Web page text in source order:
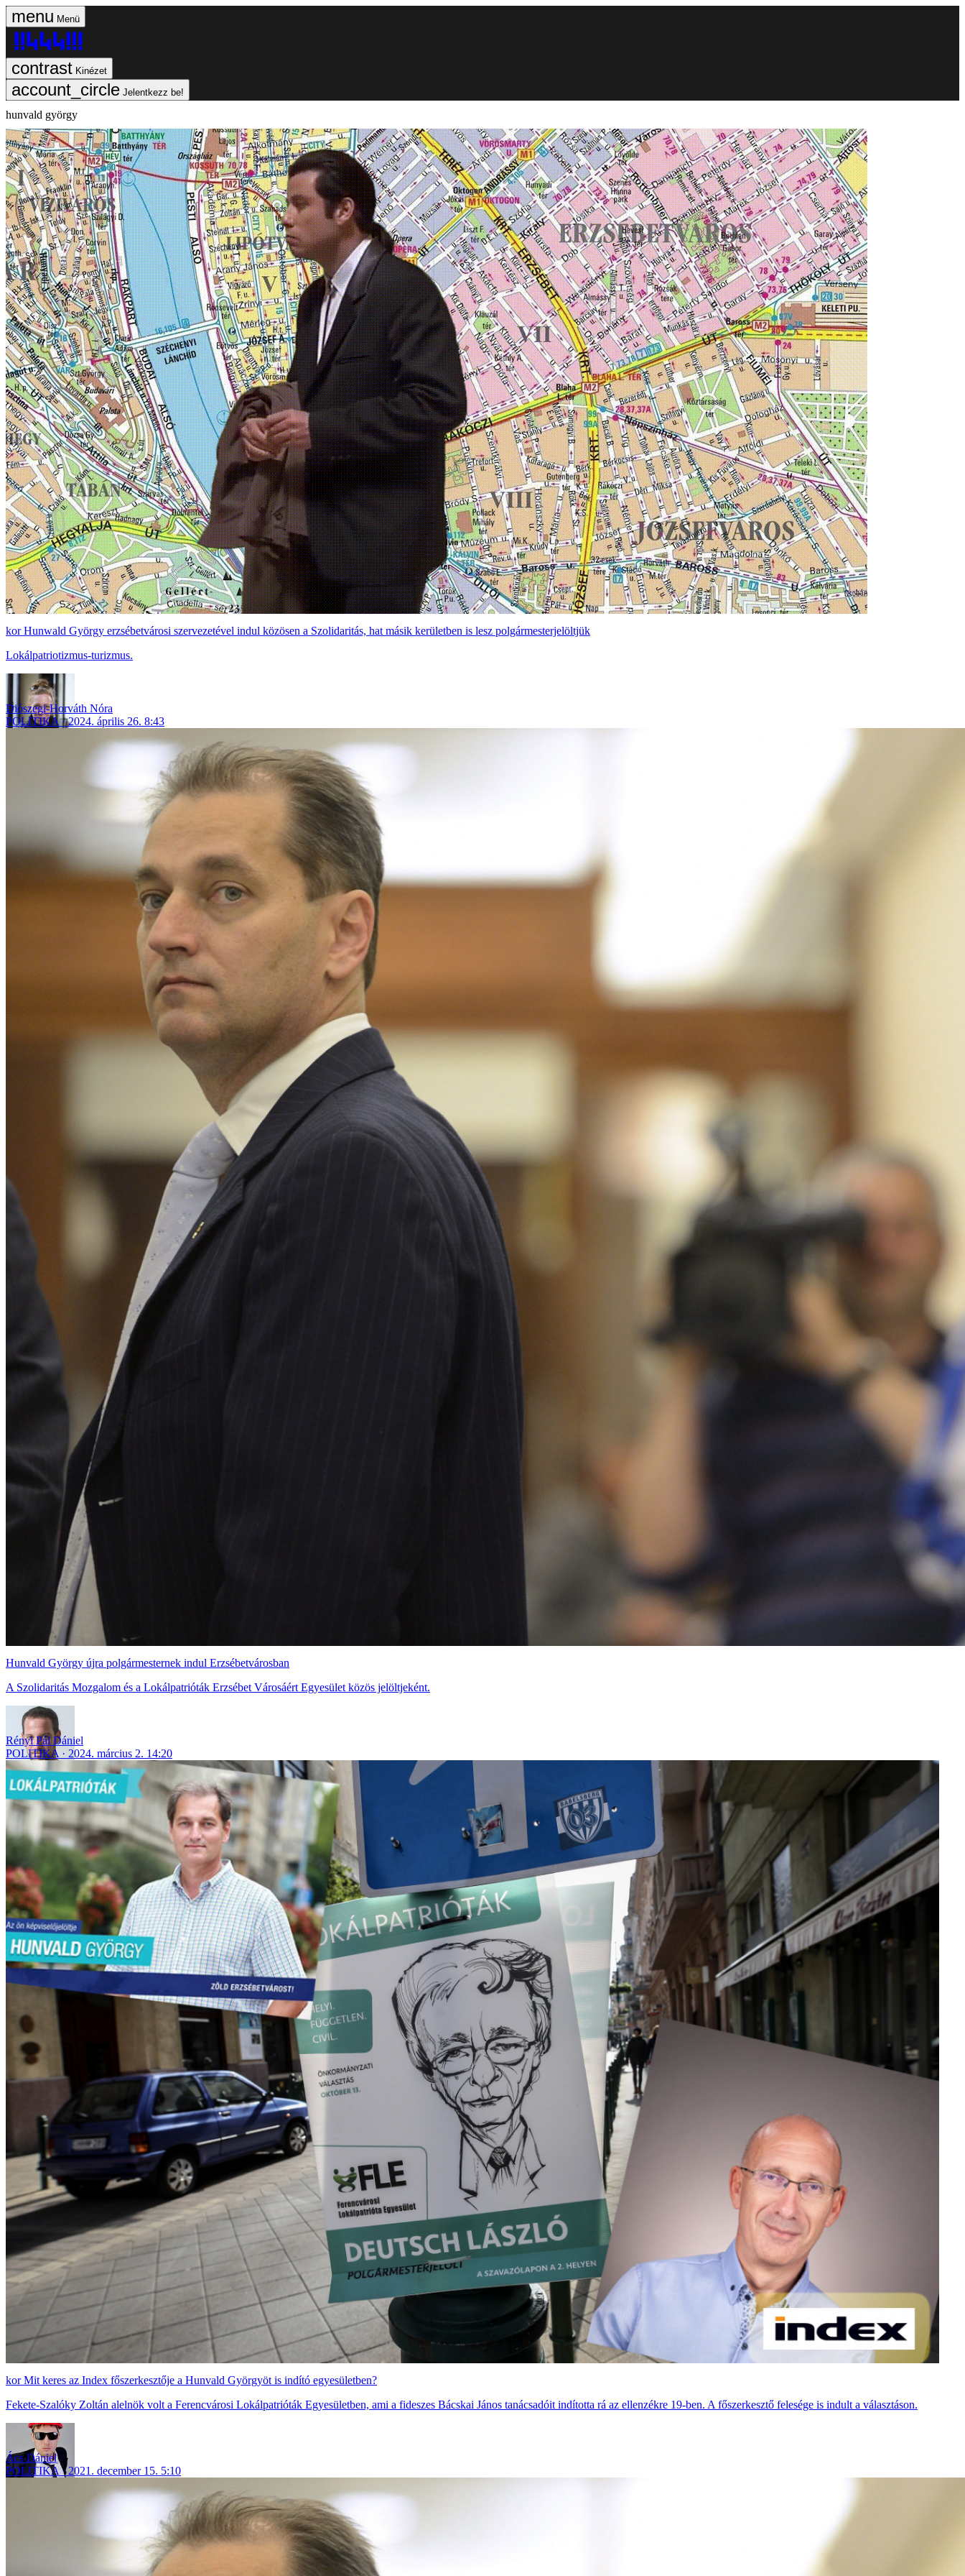
Menü
Kinézet
Jelentkezz be!
hunvald györgy
Hunwald György erzsébetvárosi szervezetével indul közösen a Szolidaritás, hat másik kerületben is lesz polgármesterjelöltjük
Lokálpatriotizmus-turizmus.
Diószegi-Horváth Nóra
POLITIKA
2024. április 26. 8:43
Hunvald György újra polgármesternek indul Erzsébetvárosban
A Szolidaritás Mozgalom és a Lokálpatrióták Erzsébet Városáért Egyesület közös jelöltjeként.
Rényi Pál Dániel
POLITIKA
2024. március 2. 14:20
Mit keres az Index főszerkesztője a Hunvald Györgyöt is indító egyesületben?
Fekete-Szalóky Zoltán alelnök volt a Ferencvárosi Lokálpatrióták Egyesületben, ami a fideszes Bácskai János tanácsadóit indította rá az ellenzékre 19-ben. A főszerkesztő felesége is indult a választáson.
Ács Dániel
POLITIKA
2021. december 15. 5:10